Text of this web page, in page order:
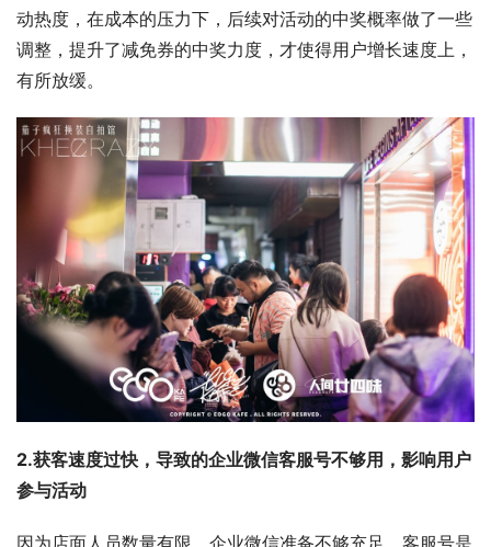
动热度，在成本的压力下，后续对活动的中奖概率做了一些
调整，提升了减免券的中奖力度，才使得用户增长速度上，
有所放缓。
2.获客速度过快，导致的企业微信客服号不够用，影响用户
参与活动